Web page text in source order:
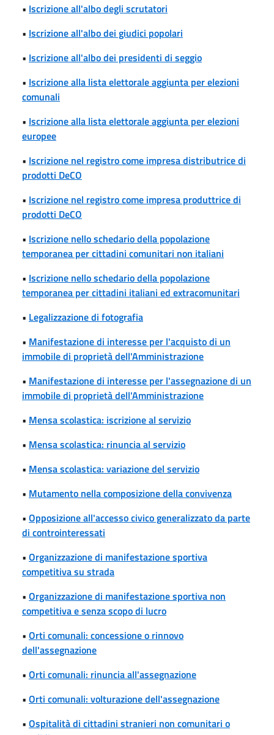
• Iscrizione all'albo degli scrutatori
• Iscrizione all'albo dei giudici popolari
• Iscrizione all'albo dei presidenti di seggio
• Iscrizione alla lista elettorale aggiunta per elezioni
comunali
• Iscrizione alla lista elettorale aggiunta per elezioni
europee
• Iscrizione nel registro come impresa distributrice di
prodotti DeCO
• Iscrizione nel registro come impresa produttrice di
prodotti DeCO
• Iscrizione nello schedario della popolazione
temporanea per cittadini comunitari non italiani
• Iscrizione nello schedario della popolazione
temporanea per cittadini italiani ed extracomunitari
• Legalizzazione di fotografia
• Manifestazione di interesse per l'acquisto di un
immobile di proprietà dell'Amministrazione
• Manifestazione di interesse per l'assegnazione di un
immobile di proprietà dell'Amministrazione
• Mensa scolastica: iscrizione al servizio
• Mensa scolastica: rinuncia al servizio
• Mensa scolastica: variazione del servizio
• Mutamento nella composizione della convivenza
• Opposizione all'accesso civico generalizzato da parte
di controinteressati
• Organizzazione di manifestazione sportiva
competitiva su strada
• Organizzazione di manifestazione sportiva non
competitiva e senza scopo di lucro
• Orti comunali: concessione o rinnovo
dell'assegnazione
• Orti comunali: rinuncia all'assegnazione
• Orti comunali: volturazione dell'assegnazione
• Ospitalità di cittadini stranieri non comunitari o